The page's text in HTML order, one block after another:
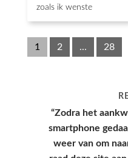
zoals ik wenste
1 2 ... 28
“Hoesje kwam
verpakking,